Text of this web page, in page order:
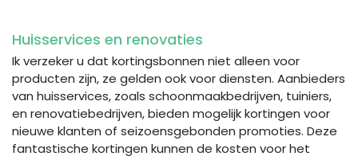
Huisservices en renovaties
Ik verzeker u dat kortingsbonnen niet alleen voor
producten zijn, ze gelden ook voor diensten. Aanbieders
van huisservices, zoals schoonmaakbedrijven, tuiniers,
en renovatiebedrijven, bieden mogelijk kortingen voor
nieuwe klanten of seizoensgebonden promoties. Deze
fantastische kortingen kunnen de kosten voor het